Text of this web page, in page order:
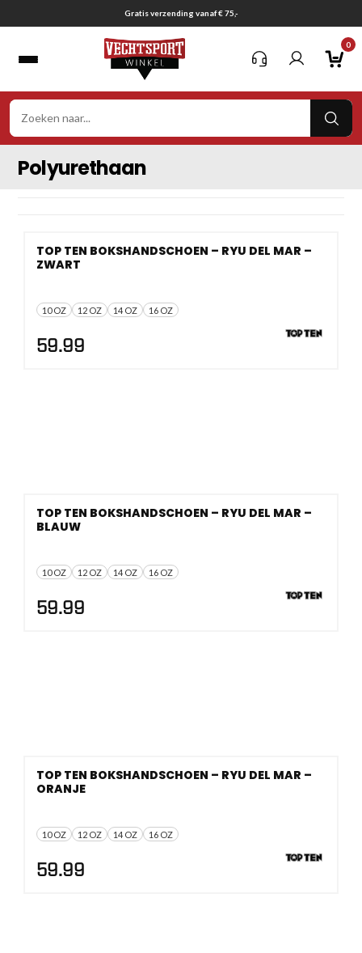
naar
Gratis verzending vanaf € 75,-
0
Polyurethaan
10 OZ 12 OZ 14 OZ 16 OZ
TOP TEN BOKSHANDSCHOEN – RYU DEL MAR –
ZWART
59.99
10 OZ 12 OZ 14 OZ 16 OZ
TOP TEN BOKSHANDSCHOEN – RYU DEL MAR –
BLAUW
59.99
10 OZ 12 OZ 14 OZ 16 OZ
TOP TEN BOKSHANDSCHOEN – RYU DEL MAR –
ORANJE
59.99